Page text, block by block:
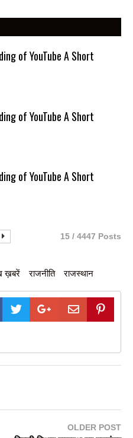
of YouTube A Short
of YouTube A Short
of YouTube A Short
15 / 4447 Posts
ख़बरें राजनीति राजस्थान
OLDER POST